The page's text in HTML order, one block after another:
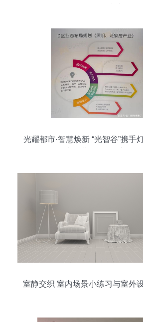
光耀都市·智慧焕新 “光智谷”携手
室静交织 室内场景小练习与室外